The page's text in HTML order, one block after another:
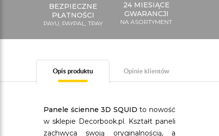
BEZPIECZNE
PŁATNOŚCI
PAYU, PAYPAL, TPAY
24 MIESIĄCE
GWARANCJI
NA ASORTYMENT
Opis produktu Opinie klientów
Panele ścienne 3D SQUID to nowość
w sklepie Decorbook.pl. Kształt paneli
zachwyca swoją oryginalnością, a